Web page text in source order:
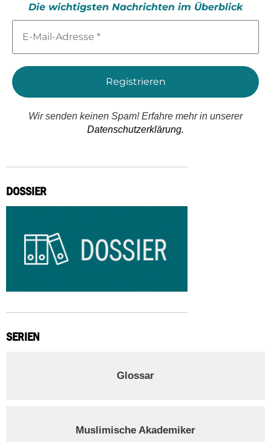
Die wichtigsten Nachrichten im Überblick
Mail-
*
Wir senden keinen Spam! Erfahre mehr in unserer
Datenschutzerklärung.
DOSSIER
SERIEN
Glossar
Muslimische Akademiker